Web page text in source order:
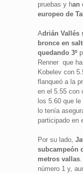
pruebas y han
europeo de
Adrián Vallés
bronce en
quedando 3º
Renner que
Kobelev con
flanqueó a la
en el 5.55 con
los 5.60 que
lo tenía
participado en
Por su lado,
subcampeón
metros vallas
número 1 y,